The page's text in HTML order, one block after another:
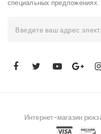
специальных предложениях.
Интернет-магазин